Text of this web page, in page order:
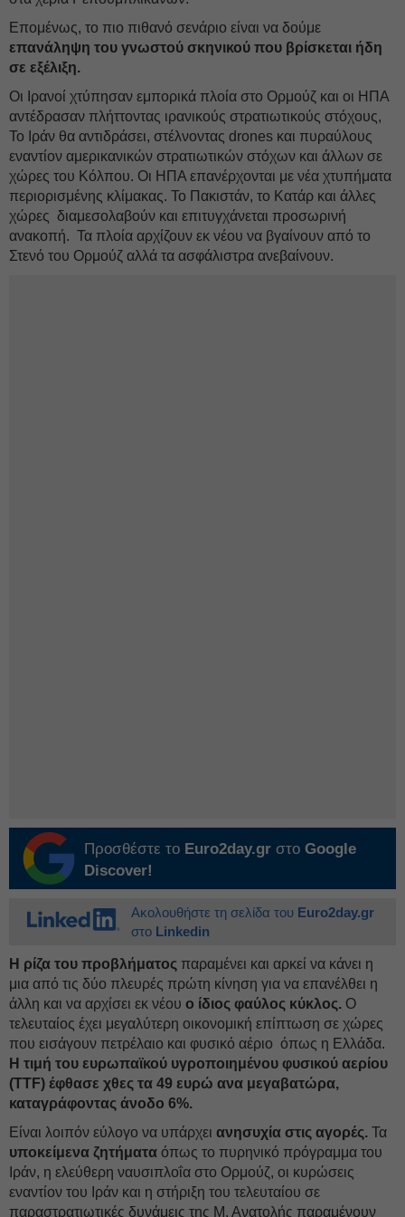
Επομένως, το πιο πιθανό σενάριο είναι να δούμε
επανάληψη του γνωστού σκηνικού που βρίσκεται ήδη
σε εξέλιξη.
Οι Ιρανοί χτύπησαν εμπορικά πλοία στο Ορμούζ και οι ΗΠΑ
αντέδρασαν πλήττοντας ιρανικούς στρατιωτικούς στόχους,
Το Ιράν θα αντιδράσει, στέλνοντας drones και πυραύλους
εναντίον αμερικανικών στρατιωτικών στόχων και άλλων σε
χώρες του Κόλπου. Οι ΗΠΑ επανέρχονται με νέα χτυπήματα
περιορισμένης κλίμακας. Το Πακιστάν, το Κατάρ και άλλες
χώρες διαμεσολαβούν και επιτυγχάνεται προσωρινή
ανακοπή. Τα πλοία αρχίζουν εκ νέου να βγαίνουν από το
Στενό του Ορμούζ αλλά τα ασφάλιστρα ανεβαίνουν.
Προσθέστε το Euro2day.gr στο Google
Discover!
Ακολουθήστε τη σελίδα του Euro2day.gr
στο Linkedin
Η ρίζα του προβλήματος παραμένει και αρκεί να κάνει η
μια από τις δύο πλευρές πρώτη κίνηση για να επανέλθει η
άλλη και να αρχίσει εκ νέου ο ίδιος φαύλος κύκλος. Ο
τελευταίος έχει μεγαλύτερη οικονομική επίπτωση σε χώρες
που εισάγουν πετρέλαιο και φυσικό αέριο όπως η Ελλάδα.
Η τιμή του ευρωπαϊκού υγροποιημένου φυσικού αερίου
(TTF) έφθασε χθες τα 49 ευρώ ανα μεγαβατώρα,
καταγράφοντας άνοδο 6%.
Είναι λοιπόν εύλογο να υπάρχει ανησυχία στις αγορές. Τα
υποκείμενα ζητήματα όπως το πυρηνικό πρόγραμμα του
Ιράν, η ελεύθερη ναυσιπλοΐα στο Ορμούζ, οι κυρώσεις
εναντίον του Ιράν και η στήριξη του τελευταίου σε
παραστρατιωτικές δυνάμεις της Μ. Ανατολής παραμένουν